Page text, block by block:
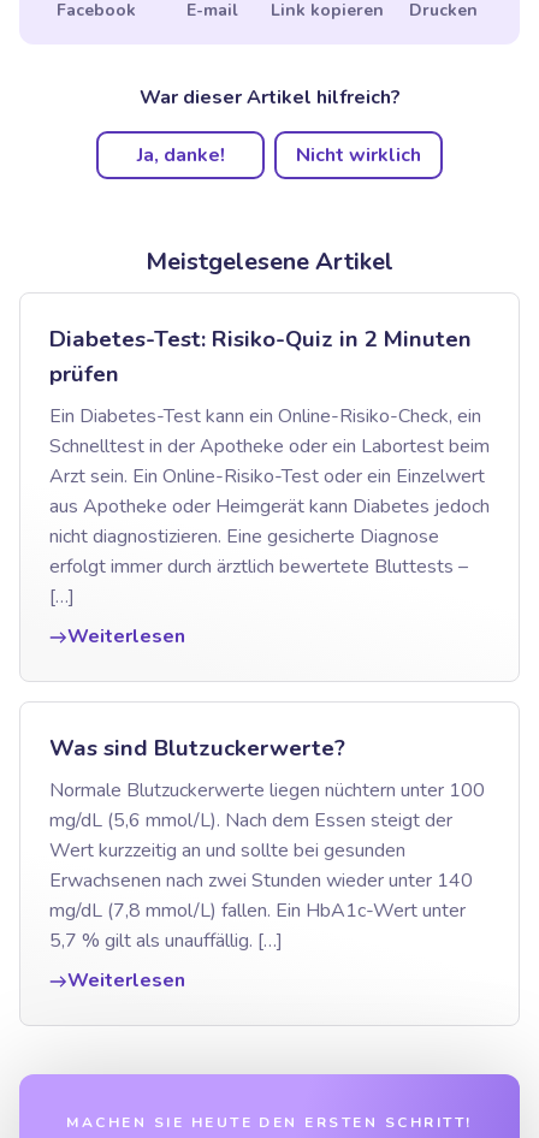
Facebook E-mail Link kopieren Drucken
War dieser Artikel hilfreich?
Ja, danke! Nicht wirklich
Meistgelesene Artikel
Diabetes-Test: Risiko-Quiz in 2 Minuten
prüfen
Ein Diabetes-Test kann ein Online-Risiko-Check, ein
Schnelltest in der Apotheke oder ein Labortest beim
Arzt sein. Ein Online-Risiko-Test oder ein Einzelwert
aus Apotheke oder Heimgerät kann Diabetes jedoch
nicht diagnostizieren. Eine gesicherte Diagnose
erfolgt immer durch ärztlich bewertete Bluttests –
[…]
Weiterlesen
Was sind Blutzuckerwerte?
Normale Blutzuckerwerte liegen nüchtern unter 100
mg/dL (5,6 mmol/L). Nach dem Essen steigt der
Wert kurzzeitig an und sollte bei gesunden
Erwachsenen nach zwei Stunden wieder unter 140
mg/dL (7,8 mmol/L) fallen. Ein HbA1c-Wert unter
5,7 % gilt als unauffällig. […]
Weiterlesen
MACHEN SIE HEUTE DEN ERSTEN SCHRITT!